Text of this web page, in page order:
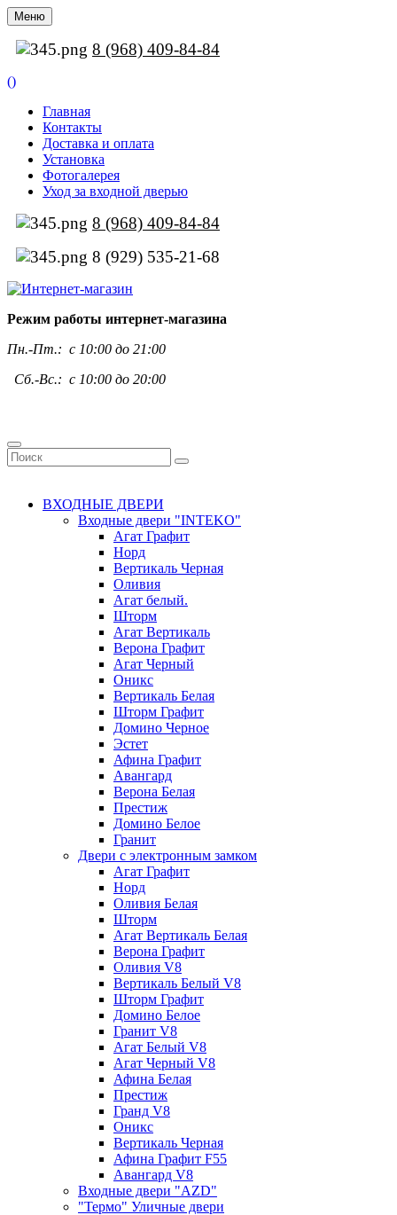
Меню
8 (968) 409-84-84
()
Главная
Контакты
Доставка и оплата
Установка
Фотогалерея
Уход за входной дверью
8 (968) 409-84-84
8 (929) 535-21-68
Режим работы интернет-магазина
Пн.-Пт.: с 10:00 до 21:00
Сб.-Вс.: с 10:00 до 20:00
ВХОДНЫЕ ДВЕРИ
Входные двери "INTEKO"
Агат Графит
Норд
Вертикаль Черная
Оливия
Агат белый.
Шторм
Агат Вертикаль
Верона Графит
Агат Черный
Оникс
Вертикаль Белая
Шторм Графит
Домино Черное
Эстет
Афина Графит
Авангард
Верона Белая
Престиж
Домино Белое
Гранит
Двери с электронным замком
Агат Графит
Норд
Оливия Белая
Шторм
Агат Вертикаль Белая
Верона Графит
Оливия V8
Вертикаль Белый V8
Шторм Графит
Домино Белое
Гранит V8
Агат Белый V8
Агат Черный V8
Афина Белая
Престиж
Гранд V8
Оникс
Вертикаль Черная
Афина Графит F55
Авангард V8
Входные двери "AZD"
"Термо" Уличные двери